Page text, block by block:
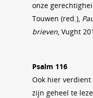
onze
Touwen (red.),
brieven, Vught
Psalm 116
Ook hier
zijn geheel te